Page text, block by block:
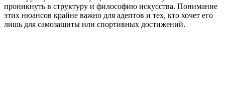
проникнуть в структуру и философию искусства. Понимание
этих нюансов крайне важно для адептов и тех, кто хочет его
лишь для самозащиты или спортивных достижений.